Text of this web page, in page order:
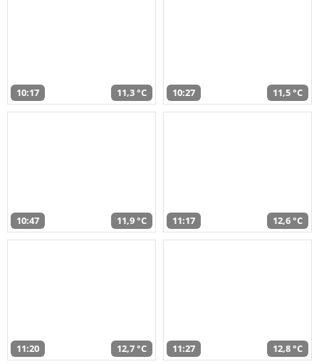
10:17 11,3 °C 10:27 11,5 °C
10:47 11,9 °C 11:17 12,6 °C
11:20 12,7 °C 11:27 12,8 °C